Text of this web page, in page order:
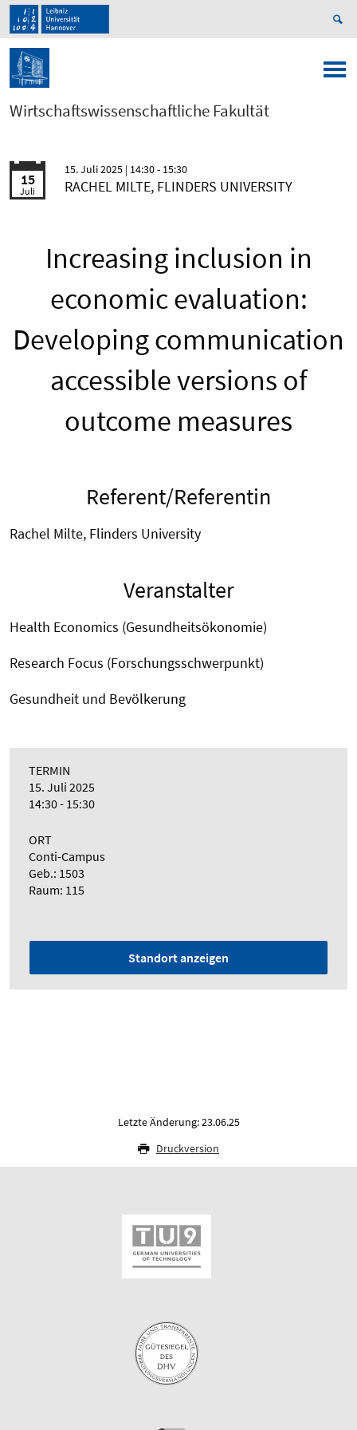
Wirtschaftswissenschaftliche Fakultät
15
Juli
15. Juli 2025 | 14:30 - 15:30
RACHEL MILTE, FLINDERS UNIVERSITY
Increasing inclusion in
economic evaluation:
Developing communication
accessible versions of
outcome measures
Referent/Referentin
Rachel Milte, Flinders University
Veranstalter
Health Economics (Gesundheitsökonomie)
Research Focus (Forschungsschwerpunkt)
Gesundheit und Bevölkerung
TERMIN
15. Juli 2025
14:30 - 15:30
ORT
Conti-Campus
Geb.: 1503
Raum: 115
Standort anzeigen
Letzte Änderung: 23.06.25
Druckversion